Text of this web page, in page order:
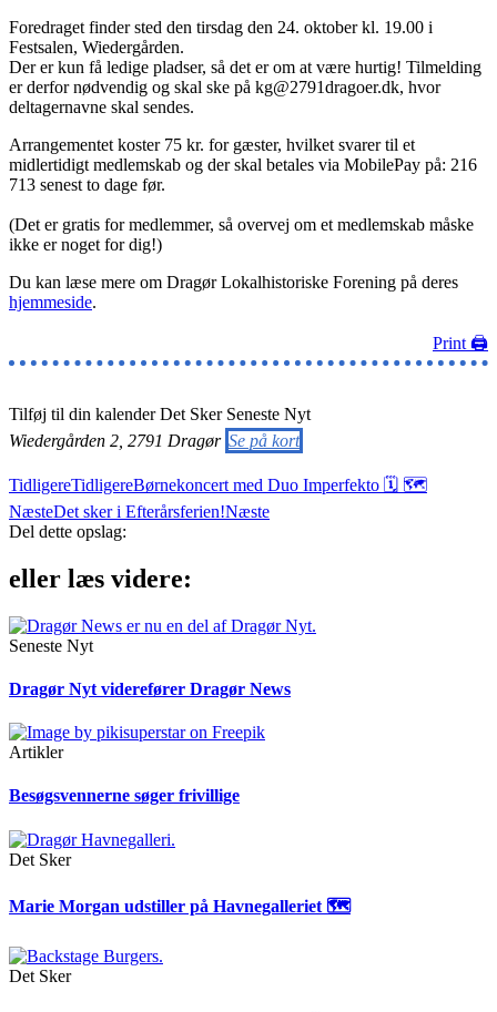
Foredraget finder sted den tirsdag den 24. oktober kl. 19.00 i
Festsalen, Wiedergården.
Der er kun få ledige pladser, så det er om at være hurtig! Tilmelding
er derfor nødvendig og skal ske på kg@2791dragoer.dk, hvor
deltagernavne skal sendes.
Arrangementet koster 75 kr. for gæster, hvilket svarer til et
midlertidigt medlemskab og der skal betales via MobilePay på: 216
713 senest to dage før.
(Det er gratis for medlemmer, så overvej om et medlemskab måske
ikke er noget for dig!)
Du kan læse mere om Dragør Lokalhistoriske Forening på deres
hjemmeside.
Print 🖨
Tilføj til din kalender Det Sker Seneste Nyt
Wiedergården 2, 2791 Dragør Se på kort
TidligereTidligereBørnekoncert med Duo Imperfekto 🗓 🗺
NæsteDet sker i Efterårsferien!Næste
Del dette opslag:
eller læs videre:
Seneste Nyt
Dragør Nyt viderefører Dragør News
Artikler
Besøgsvennerne søger frivillige
Det Sker
Marie Morgan udstiller på Havnegalleriet 🗺
Det Sker